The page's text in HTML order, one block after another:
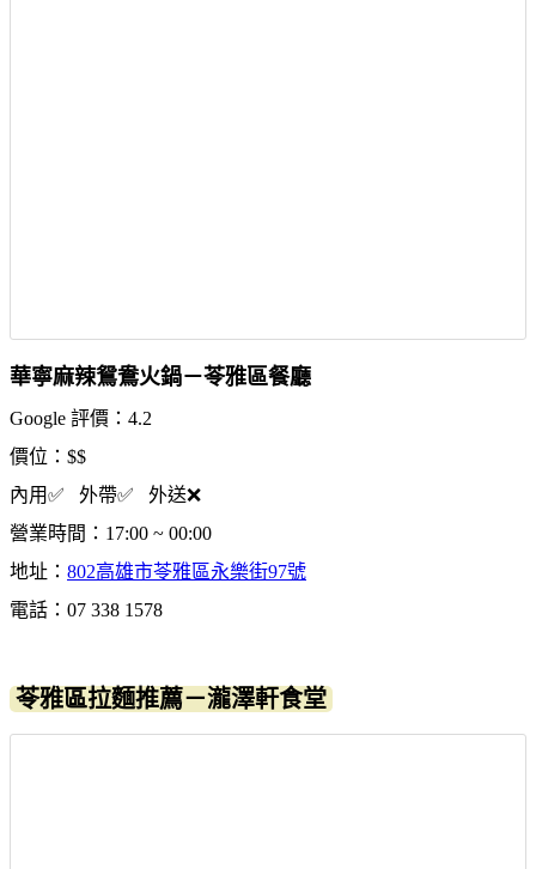
華寧麻辣鴛鴦火鍋－苓雅區餐廳
Google 評價：4.2
價位：$$
內用✅ 外帶✅ 外送❌
營業時間：17:00 ~ 00:00
地址： 802高雄市苓雅區永樂街97號
電話：07 338 1578
苓雅區拉麵推薦－瀧澤軒食堂